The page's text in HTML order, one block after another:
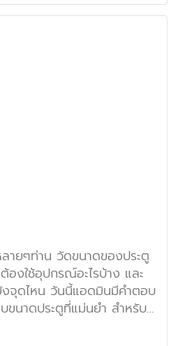
ายๆท่าน วัดขนาดของประตู
ดมินมีคำตอบ
ดประตูที่แม่นยำ สำหรับ
ก็จะมีขนาด 70x200